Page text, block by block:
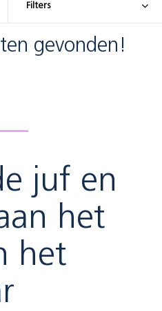
Filters
gevonden!
juf en
het
het